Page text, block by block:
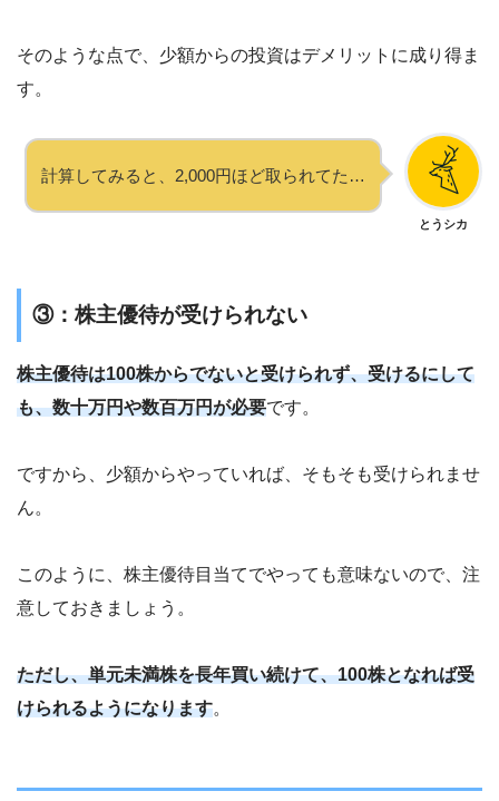
そのような点で、少額からの投資はデメリットに成り得ま
す。
とうシカ
計算してみると、2,000円ほど取られてた…
③：株主優待が受けられない
株主優待は100株からでないと受けられず、受けるにして
も、数十万円や数百万円が必要です。
ですから、少額からやっていれば、そもそも受けられませ
ん。
このように、株主優待目当てでやっても意味ないので、注
意しておきましょう。
ただし、単元未満株を長年買い続けて、100株となれば受
けられるようになります。